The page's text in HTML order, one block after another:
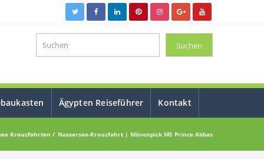
Ägypten Reiseführer Kontakt
Kreuzfahrten Nassersee-Kreuzfahrt | Mövenpick MS Prince Abbas